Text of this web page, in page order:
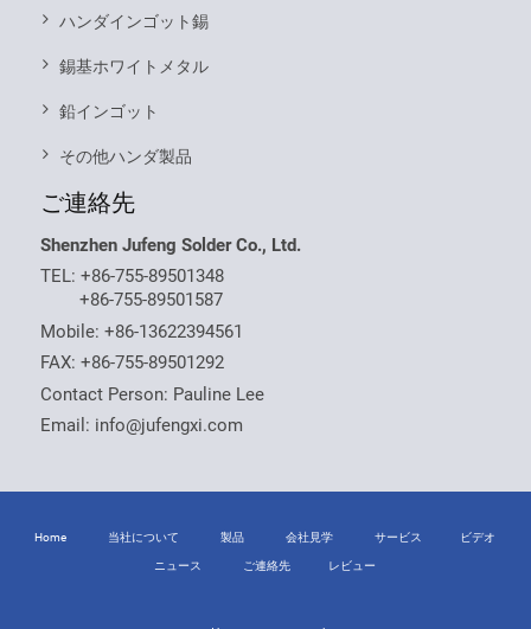
ハンダインゴット錫
錫基ホワイトメタル
鉛インゴット
その他ハンダ製品
ご連絡先
Shenzhen Jufeng Solder Co., Ltd.
TEL:+86-755-89501348
+86-755-89501587
Mobile:+86-13622394561
FAX: +86-755-89501292
Contact Person: Pauline Lee
Email: info@jufengxi.com
Home 当社について 製品 会社見学 サービス ビデオ
ニュース ご連絡先 レビュー